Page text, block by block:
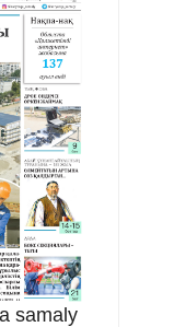
samaly